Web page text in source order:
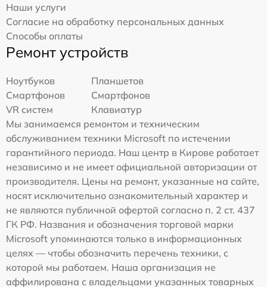
Наши услуги
Согласие на обработку персональных данных
Способы оплаты
Ремонт устройств
Ноутбуков
Планшетов
Смартфонов
Смартфонов
VR систем
Клавиатур
Мы занимаемся ремонтом и техническим
обслуживанием техники Microsoft по истечении
гарантийного периода. Наш центр в Кирове работает
независимо и не имеет официальной авторизации от
производителя. Цены на ремонт, указанные на сайте,
носят исключительно ознакомительный характер и
не являются публичной офертой согласно п. 2 ст. 437
ГК РФ. Названия и обозначения торговой марки
Microsoft упоминаются только в информационных
целях — чтобы обозначить перечень техники, с
которой мы работаем. Наша организация не
аффилирована с владельцами указанных товарных